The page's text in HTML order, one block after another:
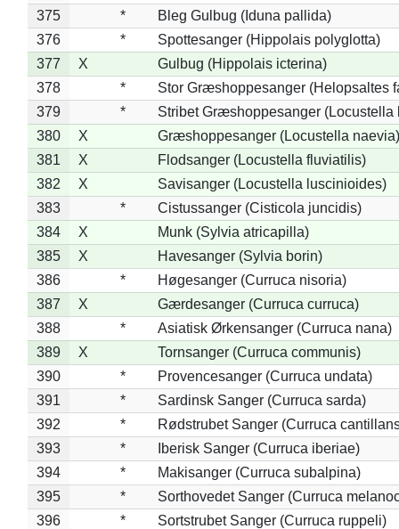
375
*
Bleg Gulbug (Iduna pallida)
376
*
Spottesanger (Hippolais polyglotta)
377
X
Gulbug (Hippolais icterina)
378
*
Stor Græshoppesanger (Helopsaltes
379
*
Stribet Græshoppesanger (Locustella
380
X
Græshoppesanger (Locustella naevia)
381
X
Flodsanger (Locustella fluviatilis)
382
X
Savisanger (Locustella luscinioides)
383
*
Cistussanger (Cisticola juncidis)
384
X
Munk (Sylvia atricapilla)
385
X
Havesanger (Sylvia borin)
386
*
Høgesanger (Curruca nisoria)
387
X
Gærdesanger (Curruca curruca)
388
*
Asiatisk Ørkensanger (Curruca nana)
389
X
Tornsanger (Curruca communis)
390
*
Provencesanger (Curruca undata)
391
*
Sardinsk Sanger (Curruca sarda)
392
*
Rødstrubet Sanger (Curruca
393
*
Iberisk Sanger (Curruca iberiae)
394
*
Makisanger (Curruca subalpina)
395
*
Sorthovedet Sanger (Curruca
396
*
Sortstrubet Sanger (Curruca ruppeli)